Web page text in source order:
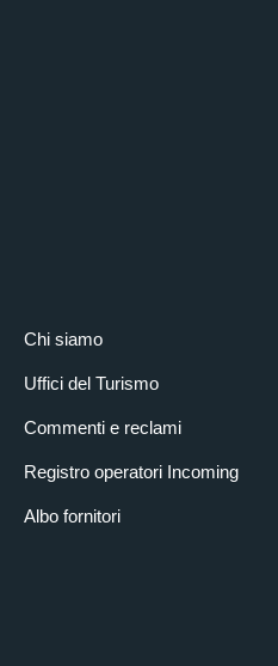
Chi siamo
Uffici del Turismo
Commenti e reclami
Registro operatori Incoming
Albo fornitori